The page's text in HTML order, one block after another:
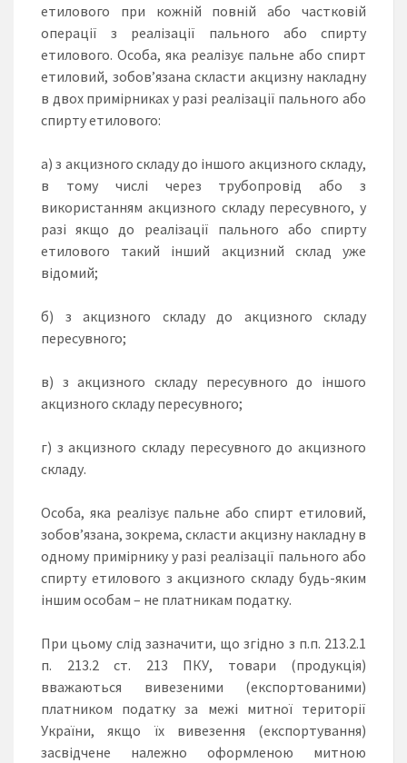
етилового при кожній повній або частковій
операції з реалізації пального або спирту
етилового. Особа, яка реалізує пальне або спирт
етиловий, зобов’язана скласти акцизну накладну
в двох примірниках у разі реалізації пального або
спирту етилового:
а) з акцизного складу до іншого акцизного складу,
в тому числі через трубопровід або з
використанням акцизного складу пересувного, у
разі якщо до реалізації пального або спирту
етилового такий інший акцизний склад уже
відомий;
б) з акцизного складу до акцизного складу
пересувного;
в) з акцизного складу пересувного до іншого
акцизного складу пересувного;
г) з акцизного складу пересувного до акцизного
складу.
Особа, яка реалізує пальне або спирт етиловий,
зобов’язана, зокрема, скласти акцизну накладну в
одному примірнику у разі реалізації пального або
спирту етилового з акцизного складу будь-яким
іншим особам – не платникам податку.
При цьому слід зазначити, що згідно з п.п. 213.2.1
п. 213.2 ст. 213 ПКУ, товари (продукція)
вважаються вивезеними (експортованими)
платником податку за межі митної території
України, якщо їх вивезення (експортування)
засвідчене належно оформленою митною